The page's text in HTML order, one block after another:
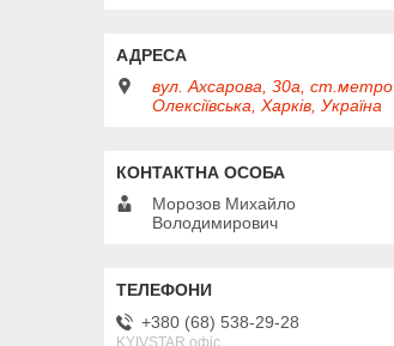
вул. Ахсарова, 30а, ст.метро
Олексіївська, Харків, Україна
Морозов Михайло
Володимирович
+380 (68) 538-29-28
KYIVSTAR офіс